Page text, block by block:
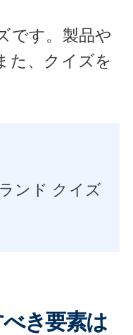
です。製品や
た、クイズを
ンド クイズ
き要素は